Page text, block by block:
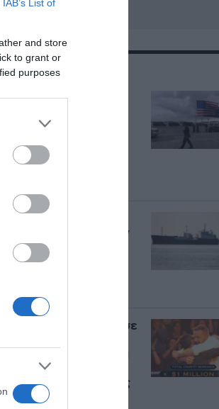
IAB’s List of
and store
to grant or
purposes
ΣΧΕΤΙΚΑ ΜΕ:ΗΠΑ
ΗΠΑ: Επιβράδυνση
στον ιδιωτικό τομέα
Δημιουργήθηκαν
μόνο 44.000 θέσεις
συμφωνία ΗΠΑ, Ιράν
και Ομάν για το
άνοιγμα των Στενών
Μπεν Άφλεκ: Κέρδισε
εκατομμυριούχος” –
Δείτε βίντεο με τους
πανηγυρισμούς του